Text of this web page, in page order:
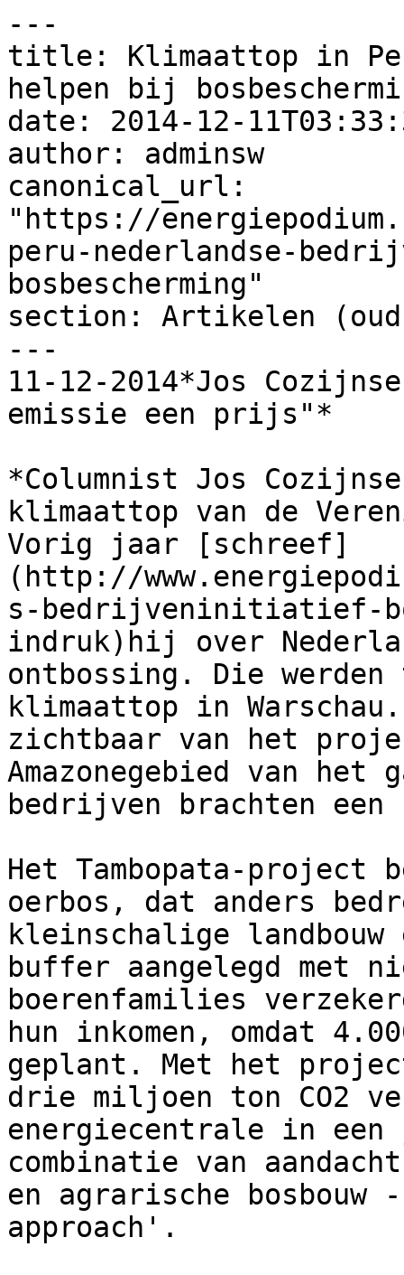
---
title: Klimaattop in
helpen bij
date: 2014-12-
author: adminsw
canonical_url:
"https://
peru-nederlandse-
bosbescherming"
section: Artikelen
---
11-12-2014*Jos
emissie een prijs"*
*Columnist Jos
klimaattop van de
Vorig jaar [schreef]
(http://
s-bedrijveninitiatief-
indruk)hij over
ontbossing. Die werden
klimaattop in
zichtbaar van het
Amazonegebied van het
bedrijven brachten een
Het Tambopata-project
oerbos, dat anders
kleinschalige landbouw
buffer aangelegd met
boerenfamilies
hun inkomen, omdat
geplant. Met het
drie miljoen ton CO2
energiecentrale in
combinatie van
en agrarische bosbouw
approach'.